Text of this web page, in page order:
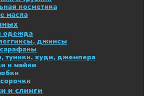
косметика
масла
одежда
джинсы
туники, худи, джемпера
и майки
и слинги